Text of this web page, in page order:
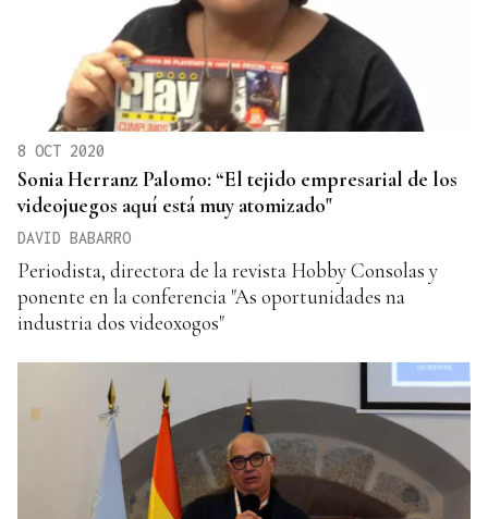
8 OCT 2020
Sonia Herranz Palomo: “El tejido empresarial de los
videojuegos aquí está muy atomizado"
DAVID BABARRO
Periodista, directora de la revista Hobby Consolas y
ponente en la conferencia "As oportunidades na
industria dos videoxogos"